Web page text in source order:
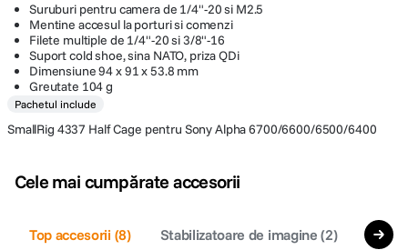
Suruburi pentru camera de 1/4"-20 si M2.5
Mentine accesul la porturi si comenzi
Filete multiple de 1/4"-20 si 3/8"-16
Suport cold shoe, sina NATO, priza QDi
Dimensiune 94 x 91 x 53.8 mm
Greutate 104 g
Pachetul include
SmallRig 4337 Half Cage pentru Sony Alpha 6700/6600/6500/6400
Cele mai cumpărate accesorii
Top accesorii (8) Stabilizatoare de imagine (2)